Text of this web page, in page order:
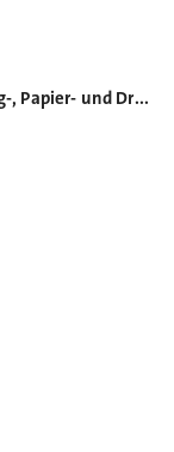
Messetrio für die Converting-, Papier- und Druckbranche